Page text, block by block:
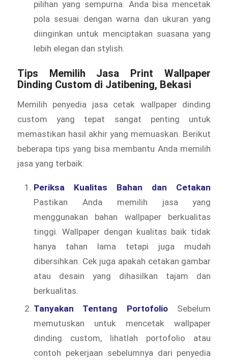
pilihan yang sempurna. Anda bisa mencetak
pola sesuai dengan warna dan ukuran yang
diinginkan untuk menciptakan suasana yang
lebih elegan dan stylish.
Tips Memilih Jasa Print Wallpaper
Dinding Custom di Jatibening, Bekasi
Memilih penyedia jasa cetak wallpaper dinding
custom yang tepat sangat penting untuk
memastikan hasil akhir yang memuaskan. Berikut
beberapa tips yang bisa membantu Anda memilih
jasa yang terbaik:
Periksa Kualitas Bahan dan Cetakan
Pastikan Anda memilih jasa yang
menggunakan bahan wallpaper berkualitas
tinggi. Wallpaper dengan kualitas baik tidak
hanya tahan lama tetapi juga mudah
dibersihkan. Cek juga apakah cetakan gambar
atau desain yang dihasilkan tajam dan
berkualitas.
Tanyakan Tentang PortofolioSebelum
memutuskan untuk mencetak wallpaper
dinding custom, lihatlah portofolio atau
contoh pekerjaan sebelumnya dari penyedia